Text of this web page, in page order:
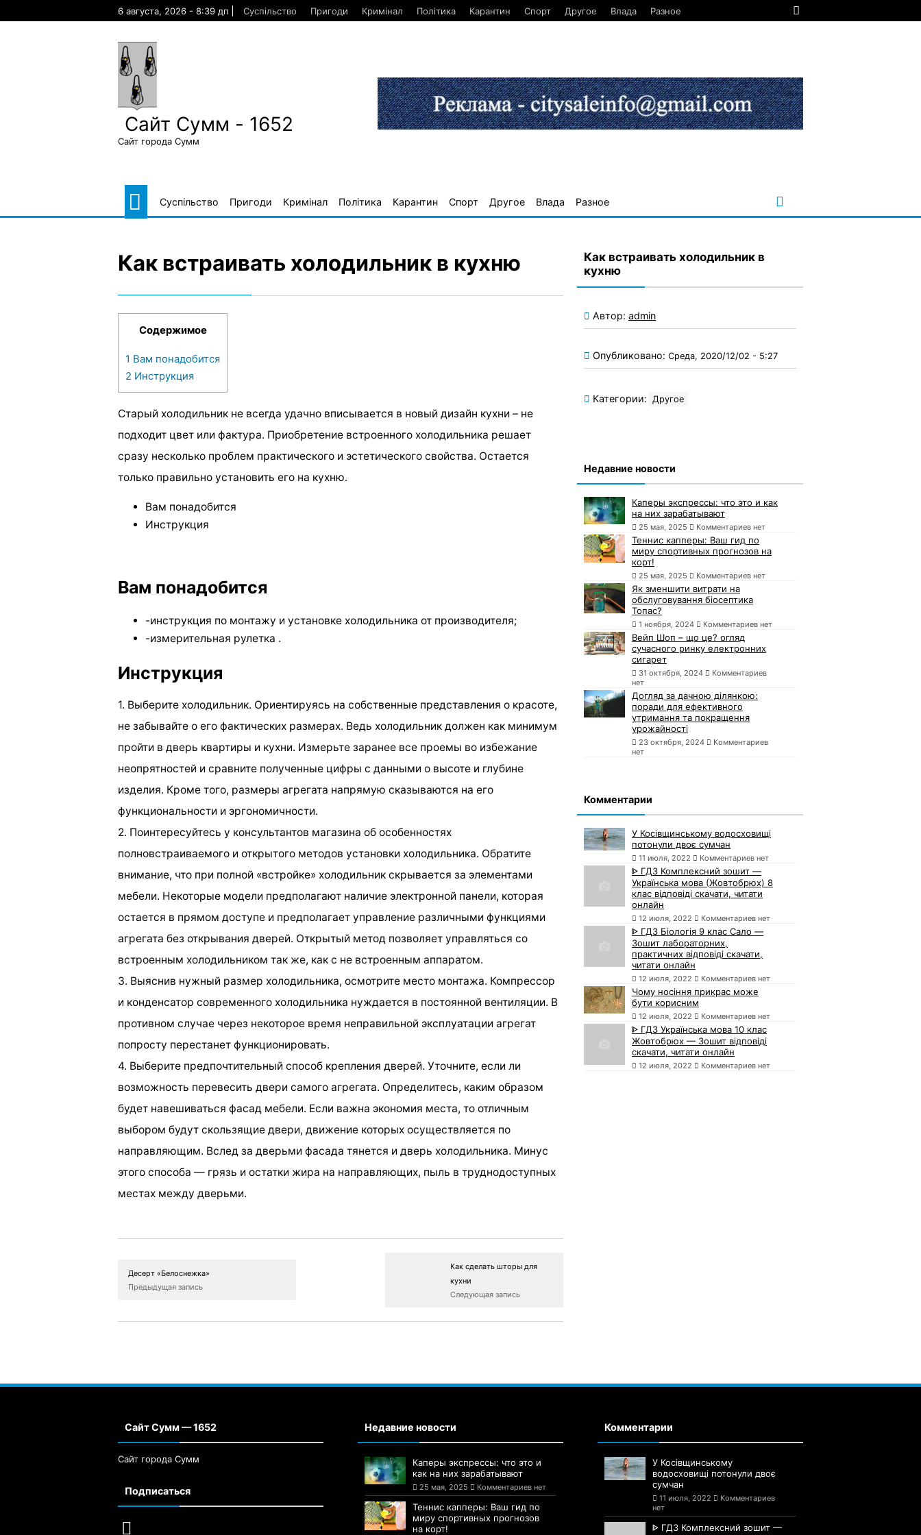
6 августа, 2026 - 8:39 дп Суспільство Пригоди Кримінал Політика Карантин Спорт Другое Влада Разное
Сайт Сумм - 1652
Сайт города Сумм
Суспільство Пригоди Кримінал Політика Карантин Спорт Другое Влада Разное
Как встраивать холодильник в кухню
Содержимое
1 Вам понадобится
2 Инструкция
Старый холодильник не всегда удачно вписывается в новый дизайн кухни – не
подходит цвет или фактура. Приобретение встроенного холодильника решает
сразу несколько проблем практического и эстетического свойства. Остается
только правильно установить его на кухню.
Вам понадобится
Инструкция
Вам понадобится
-инструкция по монтажу и установке холодильника от производителя;
-измерительная рулетка .
Инструкция
1. Выберите холодильник. Ориентируясь на собственные представления о красоте,
не забывайте о его фактических размерах. Ведь холодильник должен как минимум
пройти в дверь квартиры и кухни. Измерьте заранее все проемы во избежание
неопрятностей и сравните полученные цифры с данными о высоте и глубине
изделия. Кроме того, размеры агрегата напрямую сказываются на его
функциональности и эргономичности.
2. Поинтересуйтесь у консультантов магазина об особенностях
полновстраиваемого и открытого методов установки холодильника. Обратите
внимание, что при полной «встройке» холодильник скрывается за элементами
мебели. Некоторые модели предполагают наличие электронной панели, которая
остается в прямом доступе и предполагает управление различными функциями
агрегата без открывания дверей. Открытый метод позволяет управляться со
встроенным холодильником так же, как с не встроенным аппаратом.
3. Выяснив нужный размер холодильника, осмотрите место монтажа. Компрессор
и конденсатор современного холодильника нуждается в постоянной вентиляции. В
противном случае через некоторое время неправильной эксплуатации агрегат
попросту перестанет функционировать.
4. Выберите предпочтительный способ крепления дверей. Уточните, если ли
возможность перевесить двери самого агрегата. Определитесь, каким образом
будет навешиваться фасад мебели. Если важна экономия места, то отличным
выбором будут скользящие двери, движение которых осуществляется по
направляющим. Вслед за дверьми фасада тянется и дверь холодильника. Минус
этого способа — грязь и остатки жира на направляющих, пыль в труднодоступных
местах между дверьми.
Десерт «Белоснежка»
Предыдущая запись
Как сделать шторы для
кухни
Следующая запись
Как встраивать холодильник в
кухню
Автор: admin
Опубликовано: Среда, 2020/12/02 - 5:27
Категории: Другое
Недавние новости
Каперы экспрессы: что это и как
на них зарабатывают
25 мая, 2025 Комментариев нет
Теннис капперы: Ваш гид по
миру спортивных прогнозов на
корт!
25 мая, 2025 Комментариев нет
Як зменшити витрати на
обслуговування біосептика
Топас?
1 ноября, 2024 Комментариев нет
Вейп Шоп – що це? огляд
сучасного ринку електронних
сигарет
31 октября, 2024
Комментариев
нет
Догляд за дачною ділянкою:
поради для ефективного
утримання та покращення
урожайності
23 октября, 2024
Комментариев
нет
Комментарии
У Косівщинському водосховищі
потонули двоє сумчан
11 июля, 2022 Комментариев нет
ᐈ ГДЗ Комплексний зошит —
Українська мова (Жовтобрюх) 8
клас відповіді скачати, читати
онлайн
12 июля, 2022 Комментариев нет
ᐈ ГДЗ Біологія 9 клас Сало —
Зошит лабораторних,
практичних відповіді скачати,
читати онлайн
12 июля, 2022 Комментариев нет
Чому носіння прикрас може
бути корисним
12 июля, 2022 Комментариев нет
ᐈ ГДЗ Українська мова 10 клас
Жовтобрюх — Зошит відповіді
скачати, читати онлайн
12 июля, 2022 Комментариев нет
Сайт Сумм — 1652
Сайт города Сумм
Подписаться
Недавние новости
Каперы экспрессы: что это и
как на них зарабатывают
25 мая, 2025 Комментариев нет
Теннис капперы: Ваш гид по
миру спортивных прогнозов
на корт!
Комментарии
У Косівщинському
водосховищі потонули двоє
сумчан
11 июля, 2022
Комментариев
нет
ᐈ ГДЗ Комплексний зошит —